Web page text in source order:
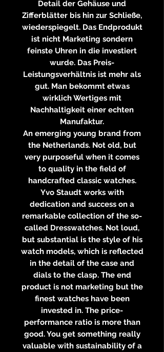
Detail der Gehäuse und
Zifferblätter bis hin zur Schließe,
wiederspiegelt. Das Endprodukt
ist nicht Marketing sondern
feinste Uhren in die investiert
wurde. Das Preis-
Leistungsverhältnis ist mehr als
gut. Man bekommt etwas
wirklich Wertiges mit
Nachhaltigkeit einer echten
Manufaktur.
An emerging young brand from
the Netherlands. Not old, but
very purposeful when it comes
to quality in the field of
handcrafted classic watches.
Yvo Staudt works with
dedication and success on a
remarkable collection of the so-
called Dresswatches. Not loud,
but substantial is the style of his
watch models, which is reflected
in the detail of the case and
dials to the clasp. The end
product is not marketing but the
finest watches have been
invested in. The price-
performance ratio is more than
good. You get something really
valuable with sustainability of a